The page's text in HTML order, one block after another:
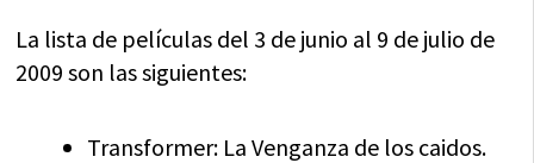
La lista de películas del 3 de junio al 9 de julio de
2009 son las siguientes:
Transformer: La Venganza de los caidos.